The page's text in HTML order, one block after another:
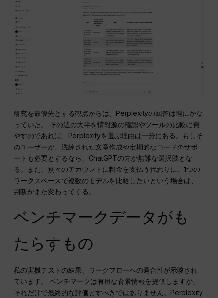
研究を最優先とする観点からは、Perplexityの回答は理にかな
っていた。 その週の大半を情報源の確認やツールの比較に費
やすのであれば、Perplexityを選ぶ理由は十分にある。もしそ
のユーザーが、洗練された文章作成や定期的なコードのサポ
ートも必要とするなら、ChatGPTの方が無難な選択肢とな
る。また、別々のアカウントに料金を支払う代わりに、1つの
ワークスペースで複数のモデルを比較したいという場合は、
判断がまた変わってくる。.
ベンチマークデータがも
たらすもの
私の実機テストの結果、ワークフローへの適合性が示唆され
ています。 ベンチマークは有用な背景情報を提供しますが、
それだけで最終的な評価とすべきではありません。Perplexity